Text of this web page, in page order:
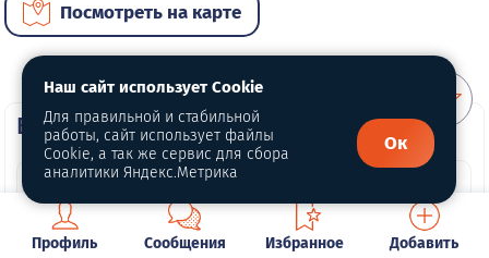
Посмотреть на карте
ВИП автомобили
Профиль Сообщения Избранное Добавить
Наш сайт использует Cookie
Для правильной и стабильной
работы, сайт использует файлы
Cookie, а так же сервис для сбора
аналитики Яндекс.Метрика
Ок